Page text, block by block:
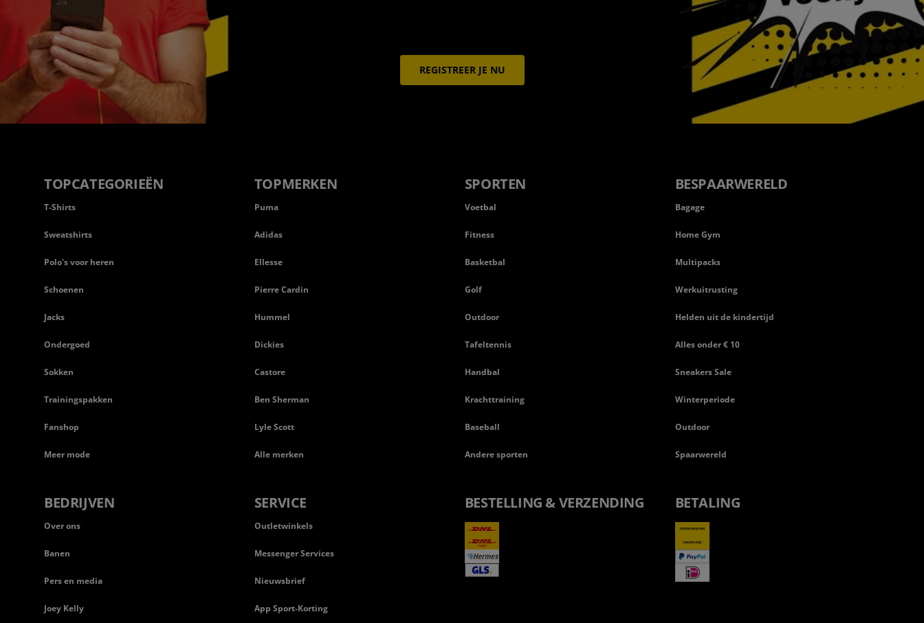
REGISTREER JE NU
TOPCATEGORIEËN
T-Shirts
Sweatshirts
Polo's voor heren
Schoenen
Jacks
Ondergoed
Sokken
Trainingspakken
Fanshop
Meer mode
TOPMERKEN
Puma
Adidas
Ellesse
Pierre Cardin
Hummel
Dickies
Castore
Ben Sherman
Lyle Scott
Alle merken
SPORTEN
Voetbal
Fitness
Basketbal
Golf
Outdoor
Tafeltennis
Handbal
Krachttraining
Baseball
Andere sporten
BESPAARWERELD
Bagage
Home Gym
Multipacks
Werkuitrusting
Helden uit de kindertijd
Alles onder € 10
Sneakers Sale
Winterperiode
Outdoor
Spaarwereld
BEDRIJVEN
Over ons
Banen
Pers en media
Joey Kelly
SERVICE
Outletwinkels
Messenger Services
Nieuwsbrief
App Sport-Korting
BESTELLING & VERZENDING BETALING